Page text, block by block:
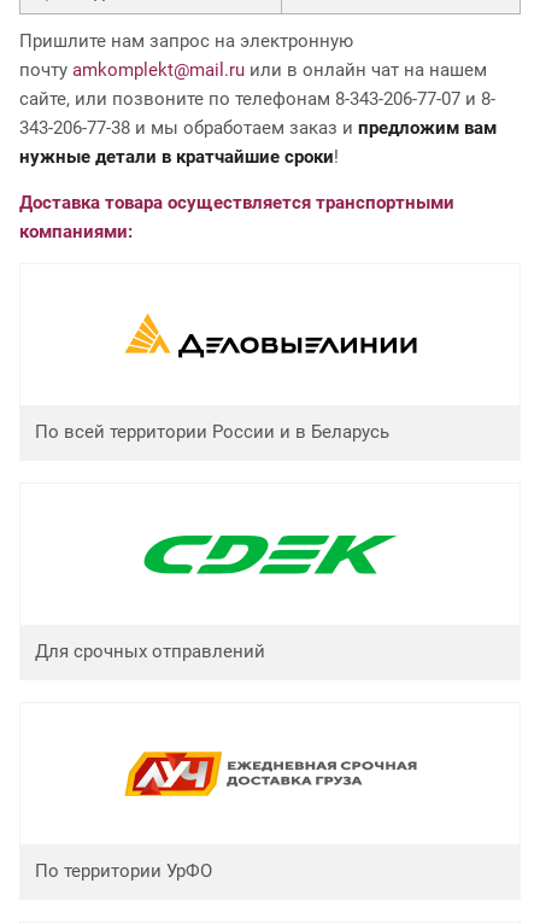
Пришлите нам запрос на электронную
почту amkomplekt@mail.ru или в онлайн чат на нашем
сайте, или позвоните по телефонам 8-343-206-77-07 и 8-
343-206-77-38 и мы обработаем заказ и предложим вам
нужные детали в кратчайшие сроки!
Доставка товара осуществляется транспортными
компаниями:
По всей территории России и в Беларусь
Для срочных отправлений
По территории УрФО